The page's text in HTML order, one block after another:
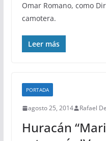
Omar Romano, como
camotera.
Leer más
PORTADA
agosto 25, 2014 Rafael
Huracán